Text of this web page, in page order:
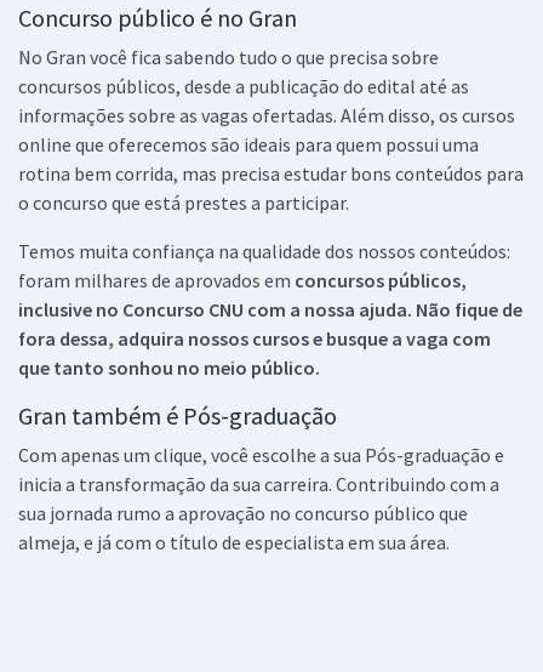
Concurso público é no Gran
No Gran você fica sabendo tudo o que precisa sobre
concursos públicos, desde a publicação do edital até as
informações sobre as vagas ofertadas. Além disso, os cursos
online que oferecemos são ideais para quem possui uma
rotina bem corrida, mas precisa estudar bons conteúdos para
o concurso que está prestes a participar.
Temos muita confiança na qualidade dos nossos conteúdos:
foram milhares de aprovados em concursos públicos,
inclusive no Concurso CNU com a nossa ajuda. Não fique de
fora dessa, adquira nossos cursos e busque a vaga com
que tanto sonhou no meio público.
Gran também é Pós-graduação
Com apenas um clique, você escolhe a sua Pós-graduação e
inicia a transformação da sua carreira. Contribuindo com a
sua jornada rumo a aprovação no concurso público que
almeja, e já com o título de especialista em sua área.